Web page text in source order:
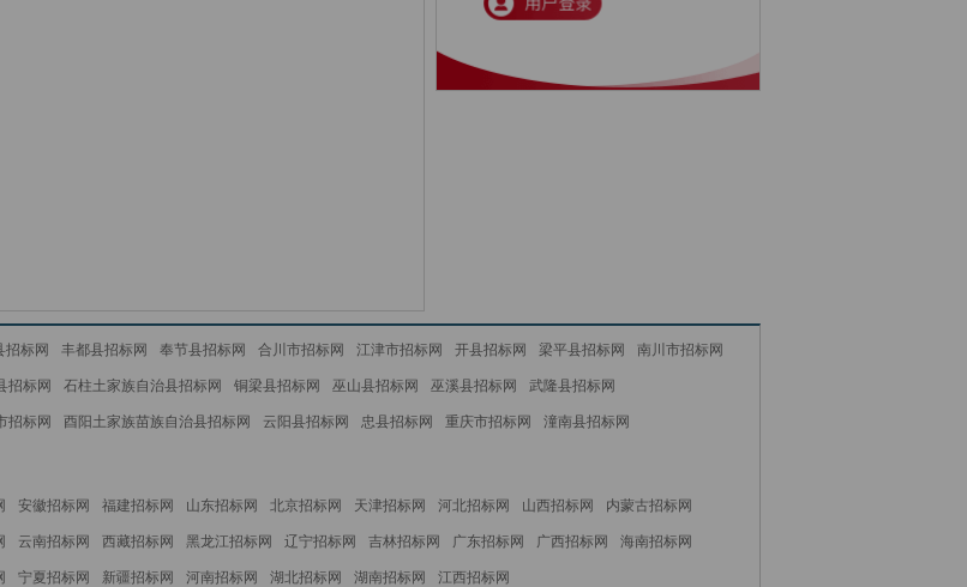
招标网 丰都县招标网 奉节县招标网 合川市招标网 江津市招标网 开县招标网 梁平县招标网 南川市招标网
招标网 石柱土家族自治县招标网 铜梁县招标网 巫山县招标网 巫溪县招标网 武隆县招标网
招标网 酉阳土家族苗族自治县招标网 云阳县招标网 忠县招标网 重庆市招标网 潼南县招标网
安徽招标网 福建招标网 山东招标网 北京招标网 天津招标网 河北招标网 山西招标网 内蒙古招标网
云南招标网 西藏招标网 黑龙江招标网 辽宁招标网 吉林招标网 广东招标网 广西招标网 海南招标网
宁夏招标网 新疆招标网 河南招标网 湖北招标网 湖南招标网 江西招标网